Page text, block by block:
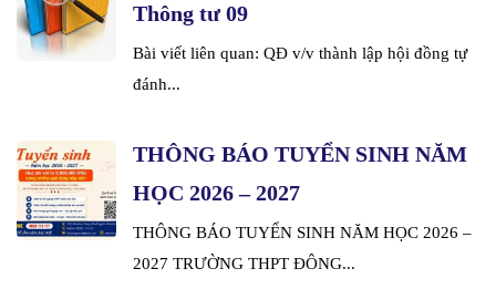
Thông tư 09
Bài viết liên quan: QĐ v/v thành lập hội đồng tự
đánh...
THÔNG BÁO TUYỂN SINH NĂM
HỌC 2026 – 2027
THÔNG BÁO TUYỂN SINH NĂM HỌC 2026 –
2027 TRƯỜNG THPT ĐÔNG...